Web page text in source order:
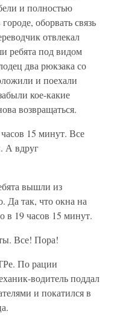
и полностью
оборвать связь
отвлекал
ребята под видом
два рюкзака со
и поехали
кое-какие
возвращаться.
15 минут. Все
А вдруг
вышли из
так, что окна на
в 19 часов 15 минут.
Все! Пора!
По рации
водитель поддал
и покатился в